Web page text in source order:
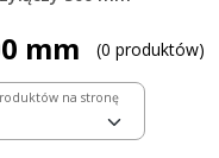
mm (0 produktów)
na stronę